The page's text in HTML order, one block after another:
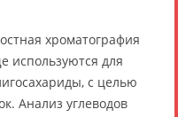
хроматография
используются для
с целью
Анализ углеводов